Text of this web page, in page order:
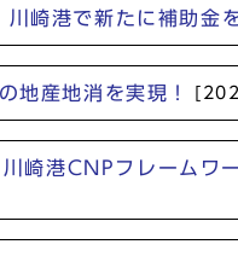
崎港で新たに補助金
地産地消を実現！
崎港CNPフレームワ